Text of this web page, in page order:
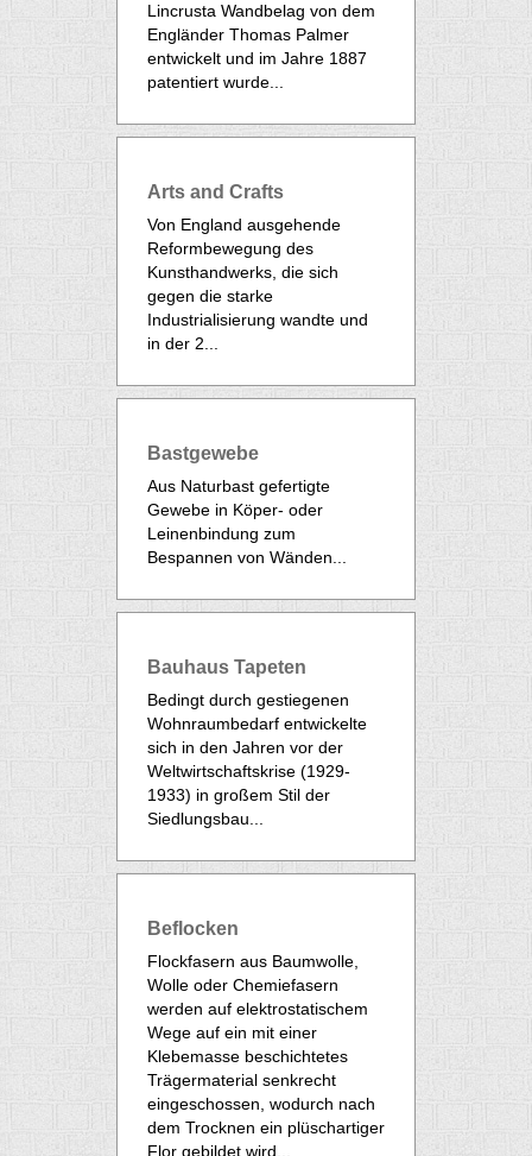
Lincrusta Wandbelag von dem
Engländer Thomas Palmer
entwickelt und im Jahre 1887
patentiert wurde...
Arts and Crafts
Von England ausgehende
Reformbewegung des
Kunsthandwerks, die sich
gegen die starke
Industrialisierung wandte und
in der 2...
Bastgewebe
Aus Naturbast gefertigte
Gewebe in Köper- oder
Leinenbindung zum
Bespannen von Wänden...
Bauhaus Tapeten
Bedingt durch gestiegenen
Wohnraumbedarf entwickelte
sich in den Jahren vor der
Weltwirtschaftskrise (1929-
1933) in großem Stil der
Siedlungsbau...
Beflocken
Flockfasern aus Baumwolle,
Wolle oder Chemiefasern
werden auf elektrostatischem
Wege auf ein mit einer
Klebemasse beschichtetes
Trägermaterial senkrecht
eingeschossen, wodurch nach
dem Trocknen ein plüschartiger
Flor gebildet wird...